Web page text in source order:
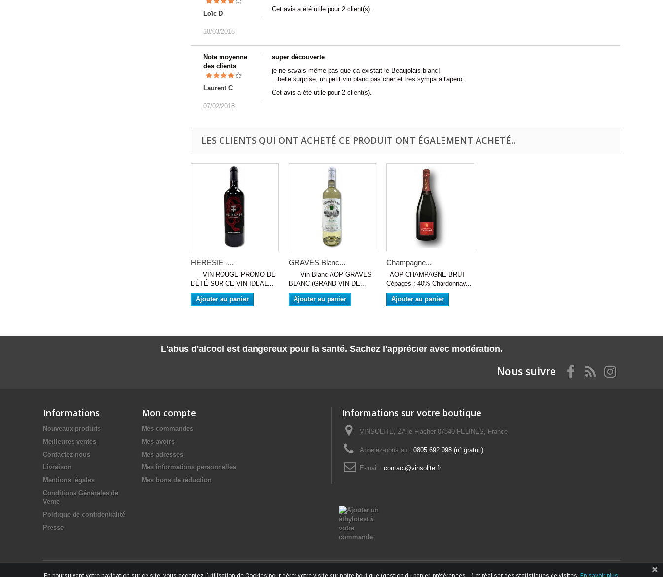
Loïc D
18/03/2018
Cet avis a été utile pour 2 client(s).
Note moyenne
des clients
Laurent C
07/02/2018
super découverte
je ne savais même pas que ça existait le Beaujolais blanc!
...belle surprise, un petit vin blanc pas cher et très sympa à l'apéro.
Cet avis a été utile pour 2 client(s).
LES CLIENTS QUI ONT ACHETÉ CE PRODUIT ONT ÉGALEMENT ACHETÉ...
HERESIE -...
VIN ROUGE PROMO DE
L'ÉTÉ SUR CE VIN IDÉAL...
Ajouter au panier
GRAVES Blanc...
Vin Blanc AOP GRAVES
BLANC (GRAND VIN DE...
Ajouter au panier
Champagne...
AOP CHAMPAGNE BRUT
Cépages : 40% Chardonnay...
Ajouter au panier
L'abus d'alcool est dangereux pour la santé. Sachez l'apprécier avec modération.
Nous suivre
Informations
Nouveaux produits
Meilleures ventes
Contactez-nous
Livraison
Mentions légales
Conditions Générales de
Vente
Politique de confidentialité
Presse
© 2026 - ALL RIGHTS RESERVED VINSOLITE
Mon compte
Mes commandes
Mes avoirs
Mes adresses
Mes informations personnelles
Mes bons de réduction
Informations sur votre boutique
VINSOLITE, ZA le Flacher 07340 FELINES, France
Appelez-nous au : 0805 692 098 (n° gratuit)
E-mail : contact@vinsolite.fr
En poursuivant votre navigation sur ce site, vous acceptez l'utilisation de Cookies pour gérer votre visite sur notre boutique (gestion du panier, préférences,...) et réaliser des statistiques de visites. En savoir plus.